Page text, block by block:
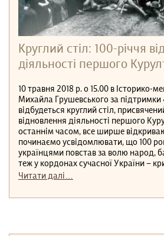
Круглий стіл: 100-річчя
діяльності першого
10 травня 2018 р. о 15.00 в Історико-
Михайла Грушевського за
відбудеться круглий стіл,
відновлення діяльності першого
останнім часом, все ширше
починаємо усвідомлювати, що 100
українцями повстав за волю народ,
теж у кордонах сучасної України −
Читати далі…